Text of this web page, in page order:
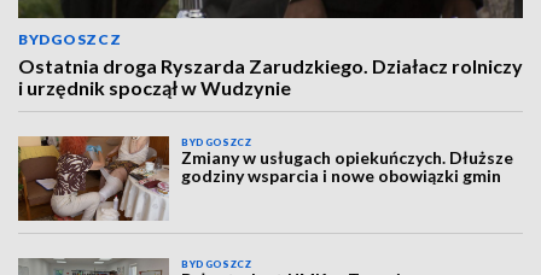
BYDGOSZCZ
Ostatnia droga Ryszarda Zarudzkiego. Działacz rolniczy
i urzędnik spoczął w Wudzynie
BYDGOSZCZ
Zmiany w usługach opiekuńczych. Dłuższe
godziny wsparcia i nowe obowiązki gmin
BYDGOSZCZ